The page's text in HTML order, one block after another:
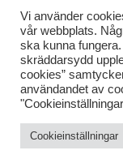
Vi använder
vår webbplats.
ska kunna
skräddarsydd
cookies”
användandet av
Cookieinställningar